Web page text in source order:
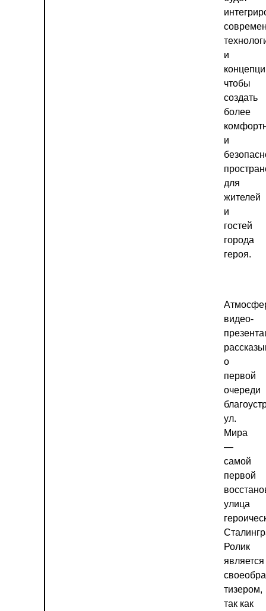
и
чтобы
создать
более
и
для
жителей
и
гостей
города
героя.
видео-
о
первой
очереди
ул.
Мира
—
самой
первой
улица
Ролик
является
тизером,
так как